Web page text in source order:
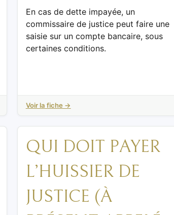
En cas de dette impayée, un
commissaire de justice peut faire une
saisie sur un compte bancaire, sous
certaines conditions.
Voir la fiche →
QUI DOIT PAYER
L’HUISSIER DE
JUSTICE (À